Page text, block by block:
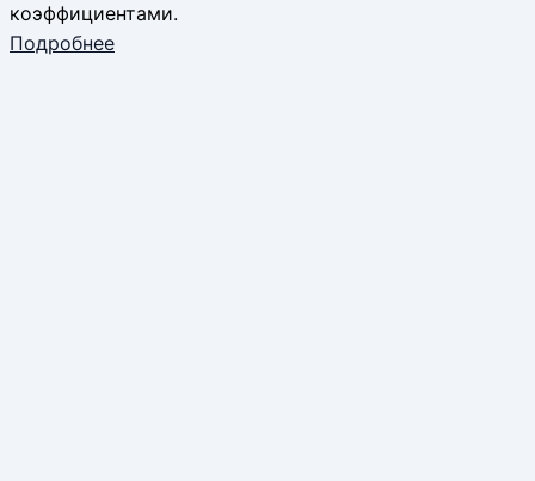
коэффициентами.
Подробнее